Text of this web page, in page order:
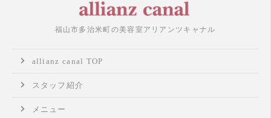
福山市多治米町の美容室アリアンツキャナル
allianz canal TOP
スタッフ紹介
メニュー